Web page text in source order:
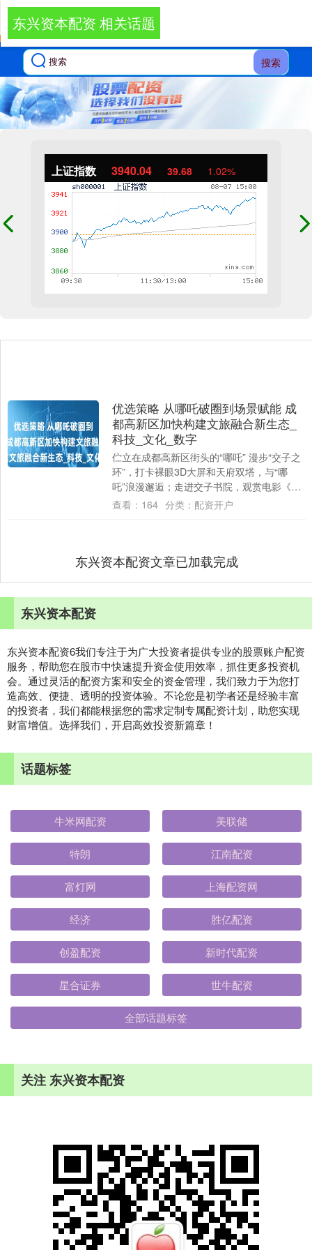
搜索
上证指数 3940.04 39.68 1.02%
东兴资本配资 相关话题
优选策略 从哪吒破圈到场景赋能 成
都高新区加快构建文旅融合新生态_
科技_文化_数字
伫立在成都高新区街头的“哪吒” 漫步“交子之
环”，打卡裸眼3D大屏和天府双塔，与“哪
吒”浪漫邂逅；走进交子书院，观赏电影《哪
吒之魔童闹海》幕后创作展，近距离感受....
查看： 164 分类： 配资开户
东兴资本配资文章已加载完成
东兴资本配资
东兴资本配资6我们专注于为广大投资者提供专业的股票账户配资
服务，帮助您在股市中快速提升资金使用效率，抓住更多投资机
会。通过灵活的配资方案和安全的资金管理，我们致力于为您打
造高效、便捷、透明的投资体验。不论您是初学者还是经验丰富
的投资者，我们都能根据您的需求定制专属配资计划，助您实现
财富增值。选择我们，开启高效投资新篇章！
话题标签
牛米网配资 美联储
特朗 江南配资
富灯网 上海配资网
经济 胜亿配资
创盈配资 新时代配资
星合证券 世牛配资
全部话题标签
关注 东兴资本配资